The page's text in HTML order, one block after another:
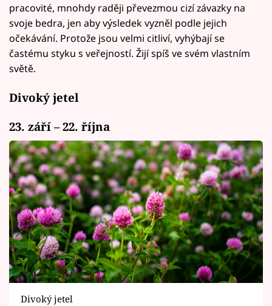
pracovité, mnohdy raději převezmou cizí závazky na
svoje bedra, jen aby výsledek vyzněl podle jejich
očekávání. Protože jsou velmi citliví, vyhýbají se
častému styku s veřejností. Žijí spíš ve svém vlastním
světě.
Divoký jetel
23. září – 22. října
Divoký jetel